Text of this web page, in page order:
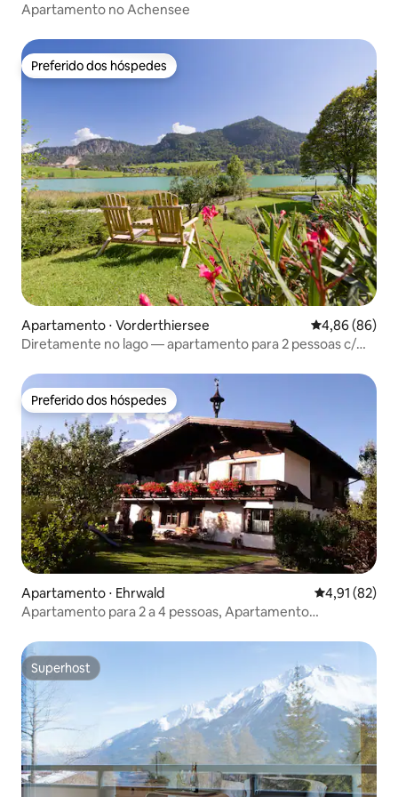
Apartamento no Achensee
Preferido dos hóspedes
Preferido dos hóspedes
Apartamento ⋅ Vorderthiersee 4,86 de uma
4,86 (86)
Diretamente no lago — apartamento para 2 pessoas c/
Preferido dos hóspedes
Preferido dos hóspedes
Apartamento ⋅ Ehrwald 4,91 de uma
4,91 (82)
Apartamento para 2 a 4 pessoas, Apartamento
Superhost
Superhost